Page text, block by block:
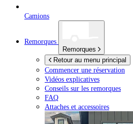
Camions
Remorques
Remorques
Retour au menu principal
Commencer une réservation
Vidéos explicatives
Conseils sur les remorques
FAQ
Attaches et accessoires